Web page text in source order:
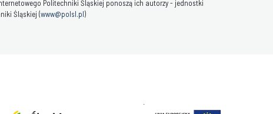
Politechniki Śląskiej ponoszą ich autorzy - jednostki
Śląskiej (www@polsl.pl)